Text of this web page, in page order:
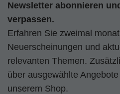
Newsletter abonnieren
verpassen.
Erfahren Sie zweimal
Neuerscheinungen und
relevanten Themen.
über ausgewählte
unserem Shop.